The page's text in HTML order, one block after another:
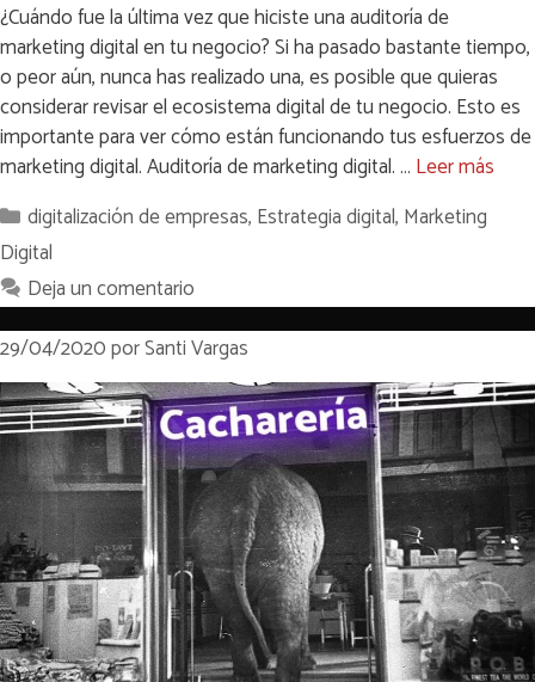
¿Cuándo fue la última vez que hiciste una auditoría de
marketing digital en tu negocio? Si ha pasado bastante tiempo,
o peor aún, nunca has realizado una, es posible que quieras
considerar revisar el ecosistema digital de tu negocio. Esto es
importante para ver cómo están funcionando tus esfuerzos de
marketing digital. Auditoría de marketing digital. … Leer más
Categorías
digitalización de empresas, Estrategia digital, Marketing
Digital
Deja un comentario
29/04/2020porSanti Vargas